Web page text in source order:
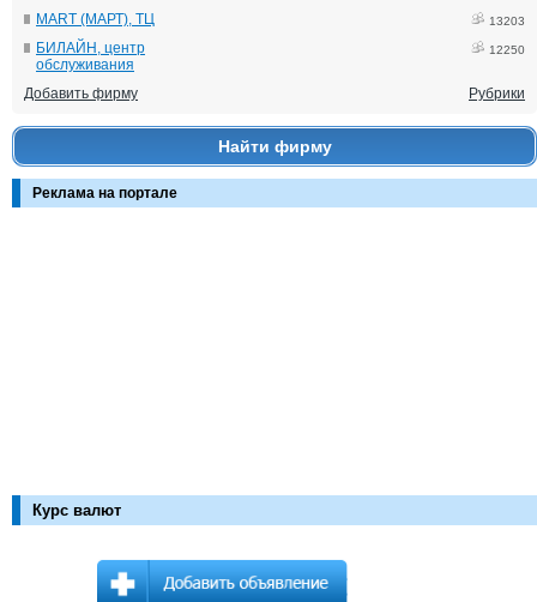
MART (МАРТ), ТЦ 13203
БИЛАЙН, центр
обслуживания
12250
Добавить фирму Рубрики
Найти фирму
Реклама на портале
Курс валют